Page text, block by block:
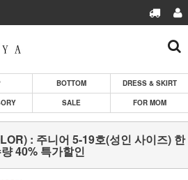
BOTTOM
DRESS & SKIRT
SALE FOR MOM
: 주니어 5-19호(성인 사이즈) 한
40% 특가할인